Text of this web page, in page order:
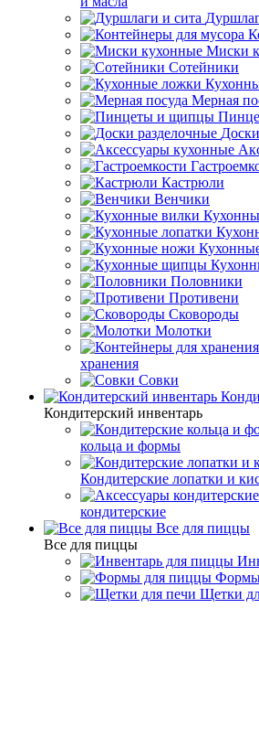
Миски
Сотейники
Мерная
Кастрюли
Венчики
Половники
Противени
Сковороды
Молотки
хранения
Совки
Кондитерский инвентарь
кольца и формы
Кондитерские лопатки и
кондитерские
Все для пиццы
Все для пиццы
Щетки